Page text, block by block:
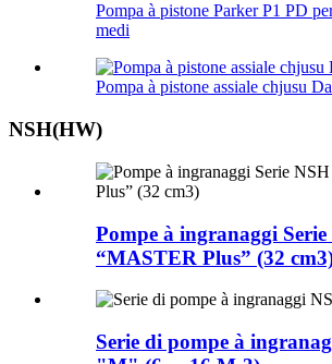
Pompa à pistone Parker P1 PD
medi
Pompa à pistone assiale chjusu
NSH(HW)
Pompe à ingranaggi
“MASTER Plus” (32
Serie di pompe à